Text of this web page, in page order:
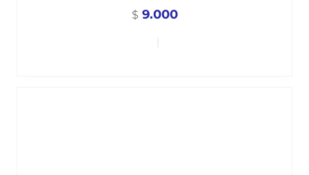
$ 9.000